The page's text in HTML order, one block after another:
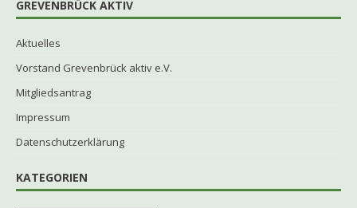
GREVENBRÜCK AKTIV
Aktuelles
Vorstand Grevenbrück aktiv e.V.
Mitgliedsantrag
Impressum
Datenschutzerklärung
KATEGORIEN